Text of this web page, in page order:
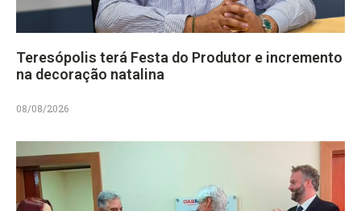
Teresópolis terá Festa do Produtor e incremento
na decoração natalina
08/08/2026